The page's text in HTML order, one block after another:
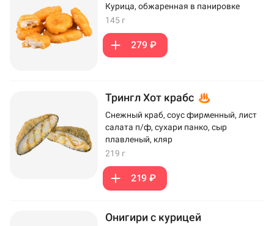
Курица, обжаренная в панировке
145 г
279 ₽
Трингл Хот крабс
Снежный краб, соус фирменный, лист
салата п/ф, сухари панко, сыр
плавленый, кляр
219 г
219 ₽
Онигири с курицей